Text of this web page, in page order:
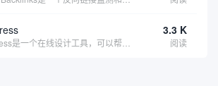
3.3 K
阅读